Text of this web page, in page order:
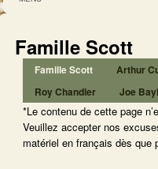
Famille Scott
Famille Scott Arthur
Roy Chandler
Joe
*Le contenu de cette page
Veuillez accepter nos
matériel en français dès que